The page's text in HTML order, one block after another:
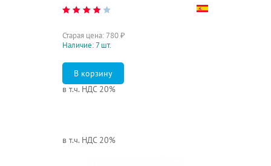
Старая цена: 780₽
в т.ч. НДС 20%
Наличие: 7 шт.
в т.ч. НДС 20%